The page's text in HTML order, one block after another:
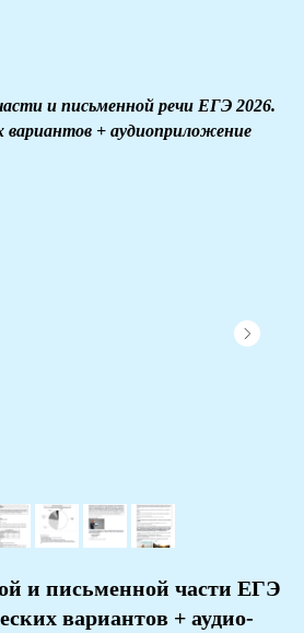
и письменной речи ЕГЭ 2026.
вариантов + аудиоприложение
и письменной части ЕГЭ
вариантов + аудио-